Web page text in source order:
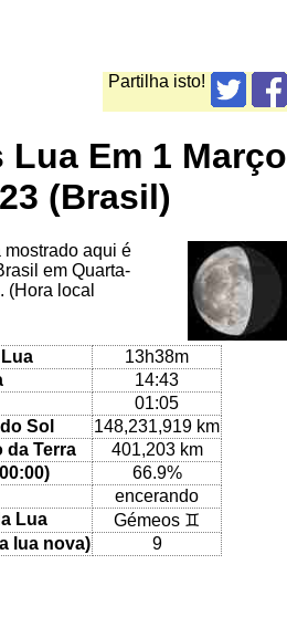
Partilha isto!
Em 1 Março
(Brasil)
mostrado aqui é
em Quarta-
(Hora local
13h38m
14:43
01:05
Sol
148,231,919 km
da Terra
401,203 km
66.9%
encerando
Lua
Gémeos ♊
lua nova)
9